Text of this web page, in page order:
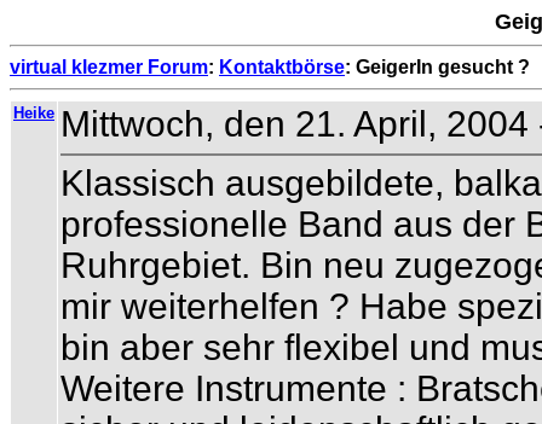
virtual klezmer Forum: Kontaktbörse: GeigerIn gesucht ?
Heike Mittwoch, den 21. April, 2004
Klassisch ausgebildete,
professionelle Band aus der
Ruhrgebiet. Bin neu
mir weiterhelfen ? Habe
bin aber sehr flexibel und
Weitere Instrumente :